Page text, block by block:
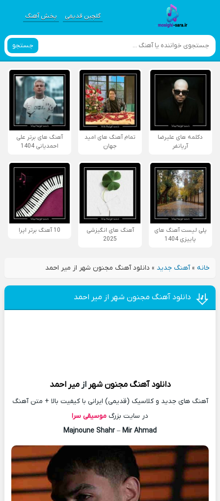
گلچین قدیمی پخش آهنگ
جستجو
دکلمه های علیرضا
آریانفر
تمام آهنگ های امید
جهان
آهنگ های برتر علی
احمدیانی 1404
پلی لیست آهنگ های
پاییزی 1404
آهنگ های انگیزشی
2025
10 آهنگ برتر اپرا
خانه»آهنگ جدید » دانلود آهنگ مجنون شهر از میر احمد
دانلود آهنگ مجنون شهر از میر احمد
دانلود آهنگ مجنون شهر ازمیر احمد
آهنگ های جدید و کلاسیک (قدیمی) ایرانی با کیفیت بالا + متن آهنگ
در سایت بزرگ موسیقی سرا
Majnoune Shahr – Mir Ahmad